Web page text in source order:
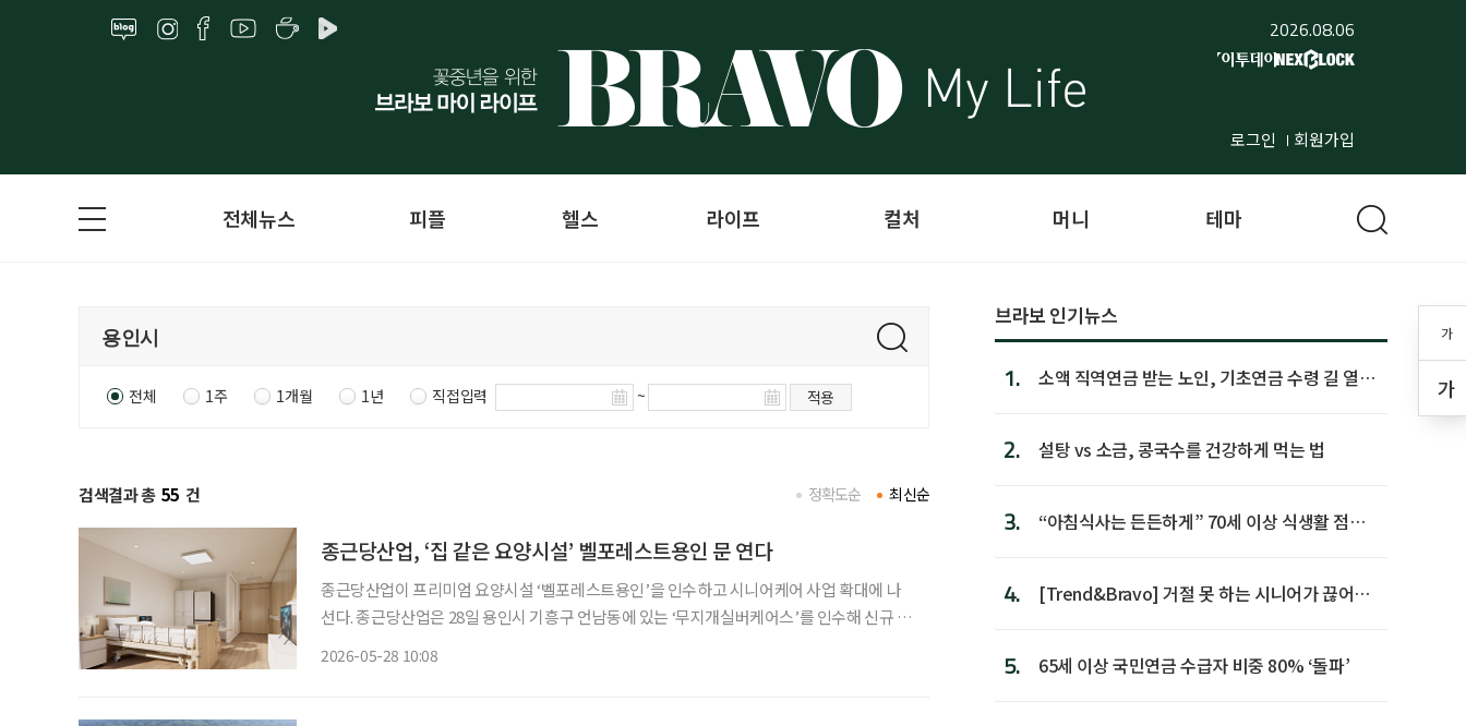
2026.08.06
로그인 회원가입
가
가
전체뉴스 피플 헬스 라이프 컬처 머니 테마
전체 1주 1개월 1년 직접입력 ~ 적용
검색결과 총 55 건 최신순
정확도순
종근당산업, ‘집 같은 요양시설’ 벨포레스트용인 문 연다
종근당산업이 프리미엄 요양시설 ‘벨포레스트용인’을 인수하고 시니어케어 사업 확대에 나
선다. 종근당산업은 28일 용인시 기흥구 언남동에 있는 ‘무지개실버케어스’를 인수해 신규 브
2026-05-28 10:08
브라보 인기뉴스
1.
소액 직역연금 받는 노인, 기초연금 수령 길 열린
2. 설탕 vs 소금, 콩국수를 건강하게 먹는 법
3.
“아침식사는 든든하게” 70세 이상 식생활 점수
4.
[Trend&Bravo] 거절 못 하는 시니어가 끊어야
5. 65세 이상 국민연금 수급자 비중 80% ‘돌파’